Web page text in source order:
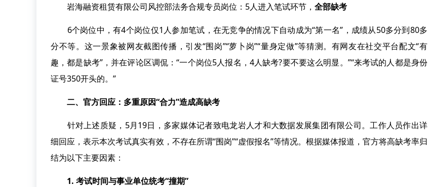
岩海融资租赁有限公司风控部法务合规专员岗位：5人进入笔试环节， 全部缺考
6个岗位中，有4个岗位仅1人参加笔试，在无竞争的情况下自动成为“第一名”，成绩从50多分到80多
分不等。这一景象被网友截图传播，引发“围岗”“萝卜岗”“量身定做”等猜测。有网友在社交平台配文“有
趣，都是缺考”，并在评论区调侃：“一个岗位5人报名，4人缺考?要不要这么明显。”“来考试的人都是身份
证号350开头的。”
二、官方回应：多重原因“合力”造成高缺考
针对上述质疑，5月19日，多家媒体记者致电龙岩人才和大数据发展集团有限公司。工作人员作出详
细回应，表示本次考试真实有效，不存在所谓“围岗”“虚假报名”等情况。根据媒体报道，官方将高缺考率归
结为以下主要因素：
1. 考试时间与事业单位统考“撞期”